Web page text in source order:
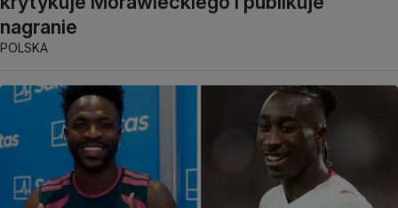
nagranie
POLSKA